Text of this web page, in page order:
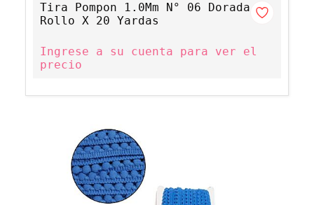
Tira Pompon 1.0Mm N° 06 Dorada
Rollo X 20 Yardas
Ingrese a su cuenta para ver el
precio